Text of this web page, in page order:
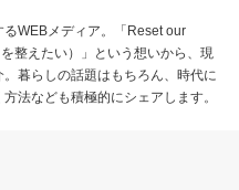
るWEBメディア。「Reset our
整えたい）」という想いから、現
暮らしの話題はもちろん、時代に
法なども積極的にシェアします。